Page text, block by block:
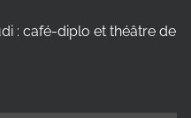
: café-diplo et théâtre de